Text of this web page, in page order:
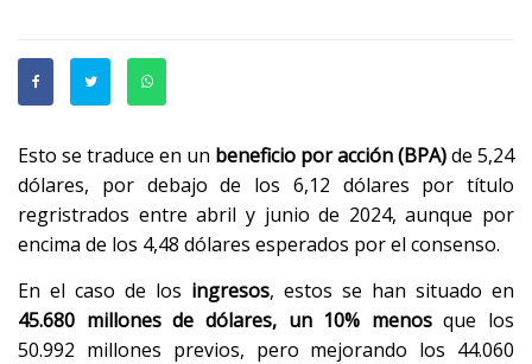
Esto se traduce en un beneficio por acción (BPA)de 5,24
dólares, por debajo de los 6,12 dólares por título
regristrados entre abril y junio de 2024, aunque por
encima de los 4,48 dólares esperados por el consenso.
En el caso de los ingresos, estos se han situado en
45.680 millones de dólares, un 10% menosque los
50.992 millones previos, pero mejorando los 44.060